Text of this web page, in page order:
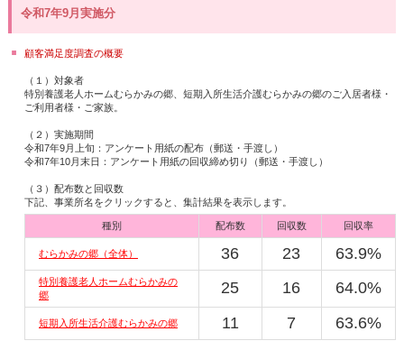
令和7年9月実施分
顧客満足度調査の概要
（１）対象者
特別養護老人ホームむらかみの郷、短期入所生活介護むらかみの郷のご入居者様・
ご利用者様・ご家族。
（２）実施期間
令和7年9月上旬：アンケート用紙の配布（郵送・手渡し）
令和7年10月末日：アンケート用紙の回収締め切り（郵送・手渡し）
（３）配布数と回収数
下記、事業所名をクリックすると、集計結果を表示します。
種別 配布数 回収数 回収率
むらかみの郷（全体） 36 23 63.9%
特別養護老人ホームむらかみの
郷
25 16 64.0%
短期入所生活介護むらかみの郷 11 7 63.6%